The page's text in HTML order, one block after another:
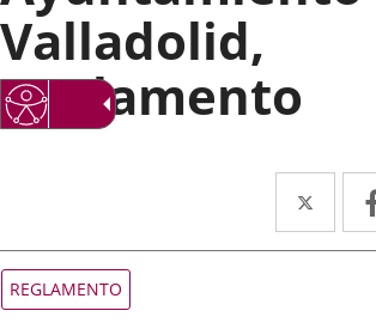
Valladolid,
Reglamento
a
Tipo
de
REGLAMENTO